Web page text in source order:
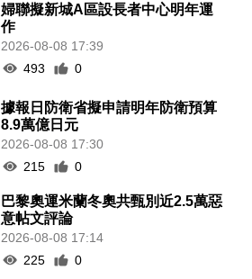
婦聯擬新城A區設長者中心明年運
作
2026-08-08 17:39
493
0
據報日防衛省擬申請明年防衛預算
8.9萬億日元
2026-08-08 17:30
215
0
巴黎奧運米蘭冬奧共甄別近2.5萬惡
意帖文評論
2026-08-08 17:14
225
0